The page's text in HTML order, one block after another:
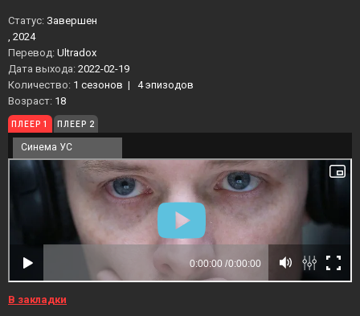
Статус: Завершен
, 2024
Перевод: Ultradox
Дата выхода: 2022-02-19
Количество: 1 сезонов | 4 эпизодов
Возраст: 18
ПЛЕЕР 1 ПЛЕЕР 2
Синема УС
В закладки